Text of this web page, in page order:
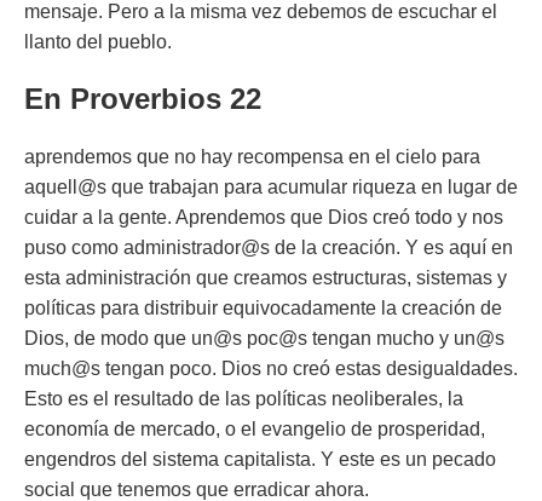
mensaje. Pero a la misma vez debemos de escuchar el
llanto del pueblo.
En Proverbios 22
aprendemos que no hay recompensa en el cielo para
aquell@s que trabajan para acumular riqueza en lugar de
cuidar a la gente. Aprendemos que Dios creó todo y nos
puso como administrador@s de la creación. Y es aquí en
esta administración que creamos estructuras, sistemas y
políticas para distribuir equivocadamente la creación de
Dios, de modo que un@s poc@s tengan mucho y un@s
much@s tengan poco. Dios no creó estas desigualdades.
Esto es el resultado de las políticas neoliberales, la
economía de mercado, o el evangelio de prosperidad,
engendros del sistema capitalista. Y este es un pecado
social que tenemos que erradicar ahora.